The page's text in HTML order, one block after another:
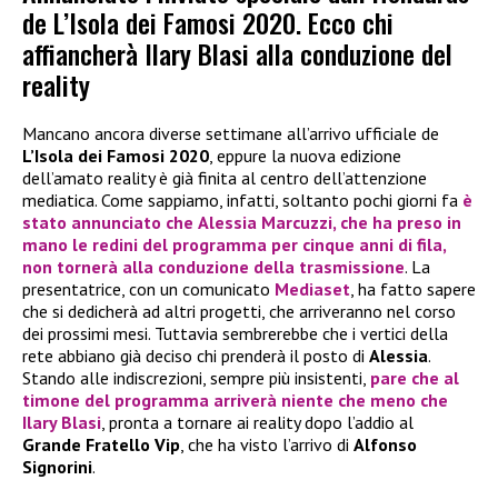
de L’Isola dei Famosi 2020. Ecco chi
affiancherà Ilary Blasi alla conduzione del
reality
Mancano ancora diverse settimane all’arrivo ufficiale de
L’Isola dei Famosi 2020, eppure la nuova edizione
dell’amato reality è già finita al centro dell’attenzione
mediatica. Come sappiamo, infatti, soltanto pochi giorni fa è
stato annunciato che Alessia Marcuzzi, che ha preso in
mano le redini del programma per cinque anni di fila,
non tornerà alla conduzione della trasmissione. La
presentatrice, con un comunicato Mediaset, ha fatto sapere
che si dedicherà ad altri progetti, che arriveranno nel corso
dei prossimi mesi. Tuttavia sembrerebbe che i vertici della
rete abbiano già deciso chi prenderà il posto di Alessia.
Stando alle indiscrezioni, sempre più insistenti, pare che al
timone del programma arriverà niente che meno che
Ilary Blasi, pronta a tornare ai reality dopo l’addio al
Grande Fratello Vip, che ha visto l’arrivo di Alfonso
Signorini.